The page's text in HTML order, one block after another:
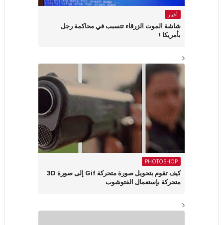
أخبار
شاشة الموت الزرقاء تتسبب في محاكمة رجل
بأمريكا !
PHOTOSHOP
كيف تقوم بتحويل صورة متحركة Gif إلى صورة 3D
متحركة بإستعمال الفتوشوب